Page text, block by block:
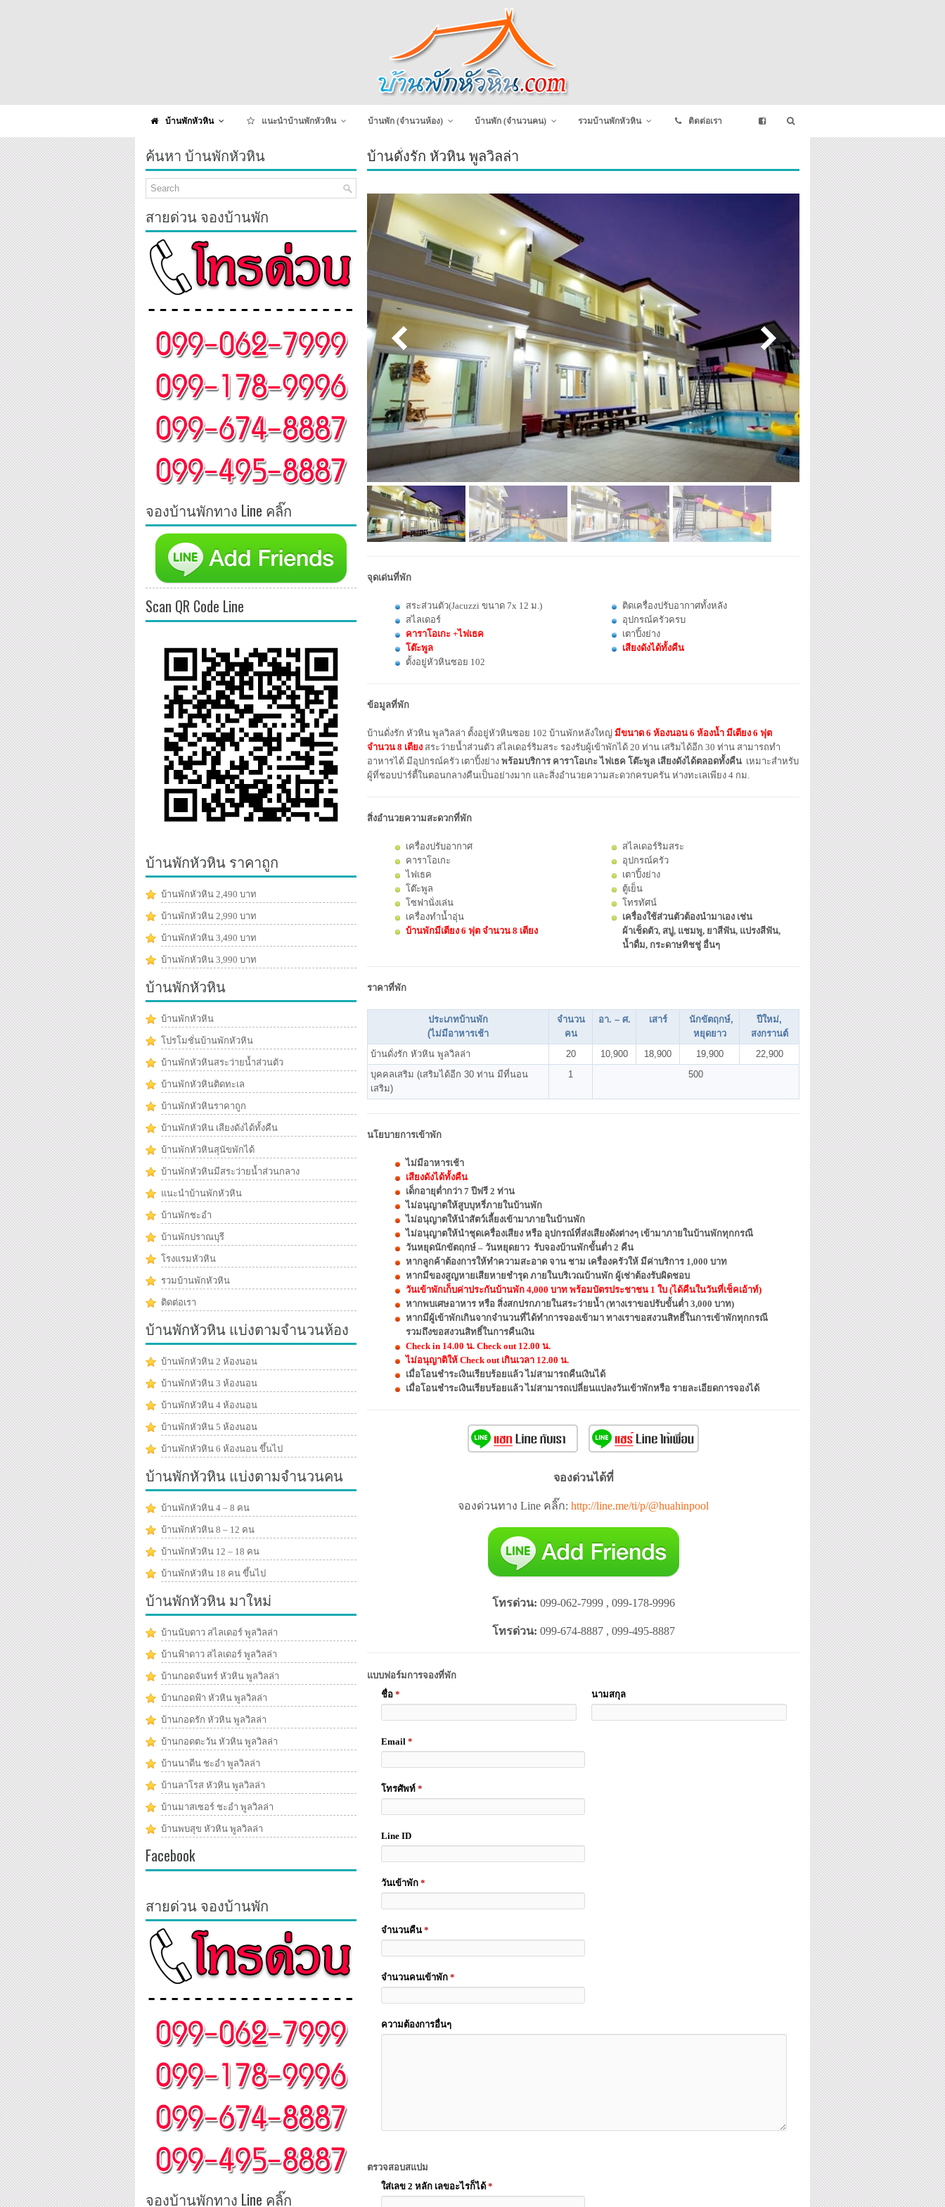
บ้านพักหัวหิน แนะนำบ้านพักหัวหิน บ้านพัก (จำนวนห้อง) บ้านพัก (จำนวนคน) รวมบ้านพักหัวหิน ติดต่อเรา
บ้านดั่งรัก หัวหิน พูลวิลล่า
จุดเด่นที่พัก
สระส่วนตัว(Jacuzzi ขนาด 7x 12 ม.)
สไลเดอร์
คาราโอเกะ +ไฟเธค
โต๊ะพูล
ตั้งอยู่หัวหินซอย 102
ติดเครื่องปรับอากาศทั้งหลัง
อุปกรณ์ครัวครบ
เตาปิ้งย่าง
เสียงดังได้ทั้งคืน
ข้อมูลที่พัก
บ้านดั่งรัก หัวหิน พูลวิลล่า ตั้งอยู่หัวหินซอย 102 บ้านพักหลังใหญ่ มีขนาด 6 ห้องนอน 6 ห้องน้ำ มีเตียง 6 ฟุต
จำนวน 8 เตียง สระว่ายน้ำส่วนตัว สไลเดอร์ริมสระ รองรับผู้เข้าพักได้ 20 ท่าน เสริมได้อีก 30 ท่าน สามารถทำ
อาหารได้ มีอุปกรณ์ครัว เตาปิ้งย่าง พร้อมบริการ คาราโอเกะ ไฟเธค โต๊ะพูล เสียงดังได้ตลอดทั้งคืน เหมาะสำหรับ
ผู้ที่ชอบปาร์ตี้ในตอนกลางคืนเป็นอย่างมาก และสิ่งอำนวยความสะดวกครบครัน ห่างทะเลเพียง 4 กม.
สิ่งอำนวยความสะดวกที่พัก
เครื่องปรับอากาศ
คาราโอเกะ
ไฟเธค
โต๊ะพูล
โซฟานั่งเล่น
เครื่องทำน้ำอุ่น
บ้านพักมีเตียง 6 ฟุต จำนวน 8 เตียง
สไลเดอร์ริมสระ
อุปกรณ์ครัว
เตาปิ้งย่าง
ตู้เย็น
โทรทัศน์
เครื่องใช้ส่วนตัวต้องนำมาเอง เช่น
ผ้าเช็ดตัว, สบู่, แชมพู, ยาสีฟัน, แปรงสีฟัน,
น้ำดื่ม, กระดาษทิชชู่ อื่นๆ
ราคาที่พัก
ประเภทบ้านพัก
(ไม่มีอาหารเช้า
จำนวน
คน
อา. – ศ. เสาร์
นักขัตฤกษ์,
หยุดยาว
ปีใหม่,
สงกรานต์
บ้านดั่งรัก หัวหิน พูลวิลล่า
20 10,900 18,900 19,900
22,900
บุคคลเสริม (เสริมได้อีก 30 ท่าน มีที่นอน
เสริม)
1 500
นโยบายการเข้าพัก
ไม่มีอาหารเช้า
เสียงดังได้ทั้งคืน
เด็กอายุต่ำกว่า 7 ปีฟรี 2 ท่าน
ไม่อนุญาตให้สูบบุหรี่ภายในบ้านพัก
ไม่อนุญาตให้นำสัตว์เลี้ยงเข้ามาภายในบ้านพัก
ไม่อนุญาตให้นำชุดเครื่องเสียง หรือ อุปกรณ์ที่ส่งเสียงดังต่างๆ เข้ามาภายในบ้านพักทุกกรณี
วันหยุดนักขัตฤกษ์ – วันหยุดยาว รับจองบ้านพักขั้นต่ำ 2 คืน
หากลูกค้าต้องการให้ทำความสะอาด จาน ชาม เครื่องครัวให้ มีค่าบริการ 1,000 บาท
หากมีของสูญหายเสียหายชำรุด ภายในบริเวณบ้านพัก ผู้เช่าต้องรับผิดชอบ
วันเข้าพักเก็บค่าประกันบ้านพัก 4,000 บาท พร้อมบัตรประชาชน 1 ใบ (ได้คืนในวันที่เช็คเอ้าท์)
หากพบเศษอาหาร หรือ สิ่งสกปรกภายในสระว่ายน้ำ (ทางเราขอปรับขั้นต่ำ 3,000 บาท)
หากมีผู้เข้าพักเกินจากจำนวนที่ได้ทำการจองเข้ามา ทางเราขอสงวนสิทธิ์ในการเข้าพักทุกกรณี
รวมถึงขอสงวนสิทธิ์ในการคืนเงิน
Check in 14.00 น. Check out 12.00 น.
ไม่อนุญาติให้ Check out เกินเวลา 12.00 น.
เมื่อโอนชำระเงินเรียบร้อยแล้ว ไม่สามารถคืนเงินได้
เมื่อโอนชำระเงินเรียบร้อยแล้ว ไม่สามารถเปลี่ยนแปลงวันเข้าพักหรือ รายละเอียดการจองได้
จองด่วนได้ที่
จองด่วนทาง Line คลิ๊ก: http://line.me/ti/p/@huahinpool
โทรด่วน: 099-062-7999 , 099-178-9996
โทรด่วน: 099-674-8887 , 099-495-8887
แบบฟอร์มการจองที่พัก
ชื่อ * นามสกุล
Email *
โทรศัพท์ *
Line ID
วันเข้าพัก *
จำนวนคืน *
จำนวนคนเข้าพัก *
ความต้องการอื่นๆ
ตรวจสอบสแปม
ใส่เลข 2 หลัก เลขอะไรก็ได้ *
ค้นหา บ้านพักหัวหิน
สายด่วน จองบ้านพัก
จองบ้านพักทาง Line คลิ๊ก
Scan QR Code Line
บ้านพักหัวหิน ราคาถูก
บ้านพักหัวหิน 2,490 บาท
บ้านพักหัวหิน 2,990 บาท
บ้านพักหัวหิน 3,490 บาท
บ้านพักหัวหิน 3,990 บาท
บ้านพักหัวหิน
บ้านพักหัวหิน
โปรโมชั่นบ้านพักหัวหิน
บ้านพักหัวหินสระว่ายน้ำส่วนตัว
บ้านพักหัวหินติดทะเล
บ้านพักหัวหินราคาถูก
บ้านพักหัวหิน เสียงดังได้ทั้งคืน
บ้านพักหัวหินสุนัขพักได้
บ้านพักหัวหินมีสระว่ายน้ำส่วนกลาง
แนะนำบ้านพักหัวหิน
บ้านพักชะอำ
บ้านพักปราณบุรี
โรงแรมหัวหิน
รวมบ้านพักหัวหิน
ติดต่อเรา
บ้านพักหัวหิน แบ่งตามจำนวนห้อง
บ้านพักหัวหิน 2 ห้องนอน
บ้านพักหัวหิน 3 ห้องนอน
บ้านพักหัวหิน 4 ห้องนอน
บ้านพักหัวหิน 5 ห้องนอน
บ้านพักหัวหิน 6 ห้องนอน ขึ้นไป
บ้านพักหัวหิน แบ่งตามจำนวนคน
บ้านพักหัวหิน 4 – 8 คน
บ้านพักหัวหิน 8 – 12 คน
บ้านพักหัวหิน 12 – 18 คน
บ้านพักหัวหิน 18 คน ขึ้นไป
บ้านพักหัวหิน มาใหม่
บ้านนับดาว สไลเดอร์ พูลวิลล่า
บ้านฟ้าดาว สไลเดอร์ พูลวิลล่า
บ้านกอดจันทร์ หัวหิน พูลวิลล่า
บ้านกอดฟ้า หัวหิน พูลวิลล่า
บ้านกอดรัก หัวหิน พูลวิลล่า
บ้านกอดตะวัน หัวหิน พูลวิลล่า
บ้านนาดีน ชะอำ พูลวิลล่า
บ้านลาโรส หัวหิน พูลวิลล่า
บ้านมาสเซอร์ ชะอำ พูลวิลล่า
บ้านพบสุข หัวหิน พูลวิลล่า
Facebook
สายด่วน จองบ้านพัก
จองบ้านพักทาง Line คลิ๊ก